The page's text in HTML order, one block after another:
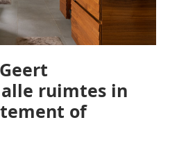
ruimtes in
of